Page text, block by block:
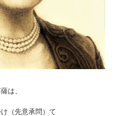
は、
（先意承問）て